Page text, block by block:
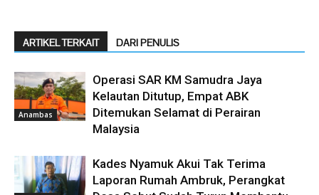
ARTIKEL TERKAIT DARI PENULIS
Anambas
Operasi SAR KM Samudra Jaya
Kelautan Ditutup, Empat ABK
Ditemukan Selamat di Perairan
Malaysia
Kades Nyamuk Akui Tak Terima
Laporan Rumah Ambruk, Perangkat